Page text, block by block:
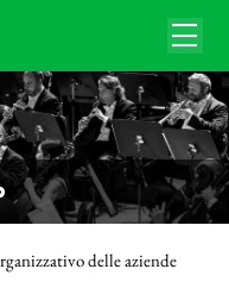
delle aziende